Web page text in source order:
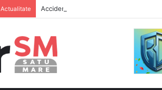
Actualitate Accident rutier mortal în țară!